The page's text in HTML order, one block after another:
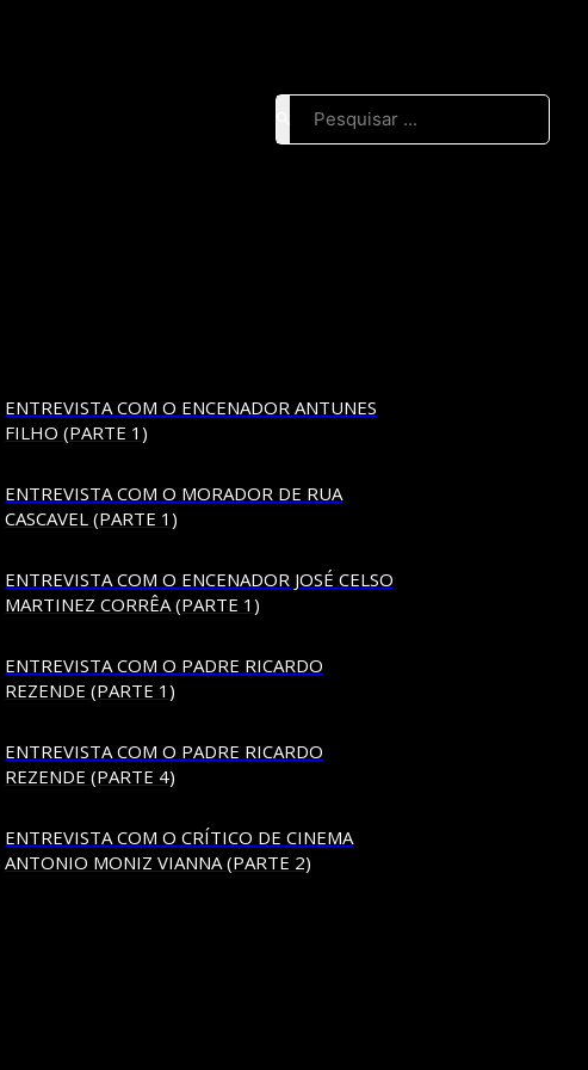
Pesquisar ...
ENTREVISTA COM O ENCENADOR ANTUNES
FILHO (PARTE 1)
ENTREVISTA COM O MORADOR DE RUA
CASCAVEL (PARTE 1)
ENTREVISTA COM O ENCENADOR JOSÉ CELSO
MARTINEZ CORRÊA (PARTE 1)
ENTREVISTA COM O PADRE RICARDO
REZENDE (PARTE 1)
ENTREVISTA COM O PADRE RICARDO
REZENDE (PARTE 4)
ENTREVISTA COM O CRÍTICO DE CINEMA
ANTONIO MONIZ VIANNA (PARTE 2)